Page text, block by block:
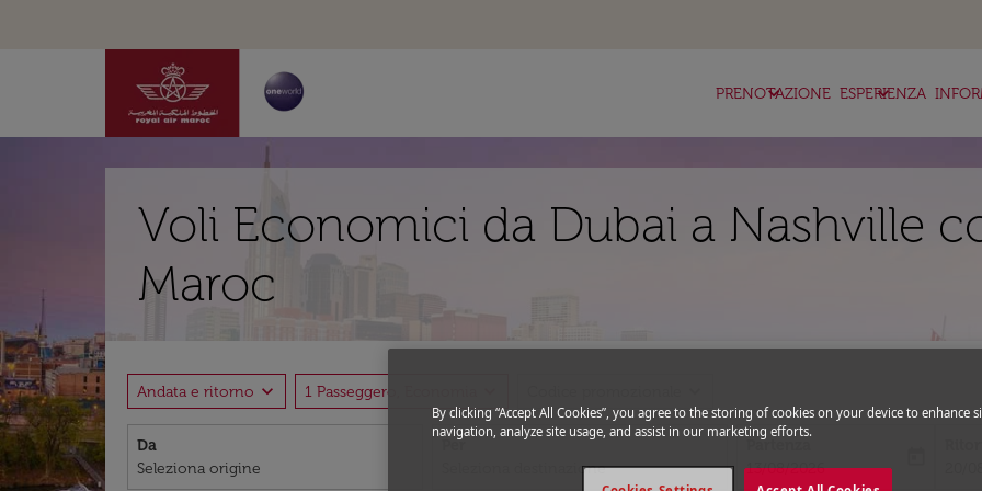
PRENOTAZIONE
keyboard_arrow_down ESPERIENZA
keyboard_arrow_down
Voli Economici da Dubai a Nashville
Maroc
Andata e ritorno expand_more 1 Passeggero, Economia
Da Per
Partenza
fc-booking-departure-date-aria-
13/08/2026
fc-
By clicking “Accept All Cookies”, you agree to the storing of cookies on your device to enhance
navigation, analyze site usage, and assist in our marketing efforts.